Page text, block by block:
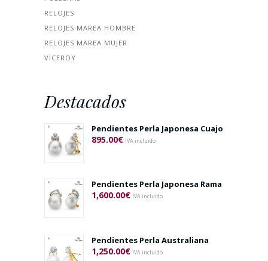
RELOJES
RELOJES MAREA HOMBRE
RELOJES MAREA MUJER
VICEROY
Destacados
Pendientes Perla Japonesa Cuajo
895.00€ IVA incluido
Pendientes Perla Japonesa Rama
1,600.00€ IVA incluido
Pendientes Perla Australiana
1,250.00€ IVA incluido